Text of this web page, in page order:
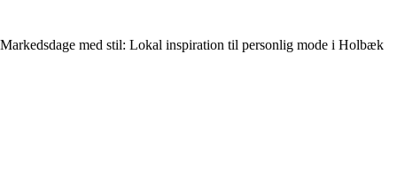
Markedsdage med stil: Lokal inspiration til personlig mode i Holbæk